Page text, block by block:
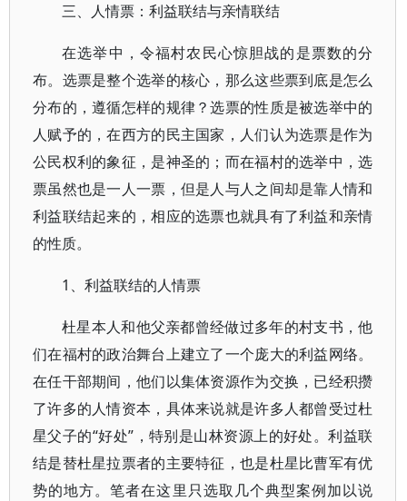
三、人情票：利益联结与亲情联结
在选举中，令福村农民心惊胆战的是票数的分
布。选票是整个选举的核心，那么这些票到底是怎么
分布的，遵循怎样的规律？选票的性质是被选举中的
人赋予的，在西方的民主国家，人们认为选票是作为
公民权利的象征，是神圣的；而在福村的选举中，选
票虽然也是一人一票，但是人与人之间却是靠人情和
利益联结起来的，相应的选票也就具有了利益和亲情
的性质。
1、利益联结的人情票
杜星本人和他父亲都曾经做过多年的村支书，他
们在福村的政治舞台上建立了一个庞大的利益网络。
在任干部期间，他们以集体资源作为交换，已经积攒
了许多的人情资本，具体来说就是许多人都曾受过杜
星父子的“好处”，特别是山林资源上的好处。利益联
结是替杜星拉票者的主要特征，也是杜星比曹军有优
势的地方。笔者在这里只选取几个典型案例加以说